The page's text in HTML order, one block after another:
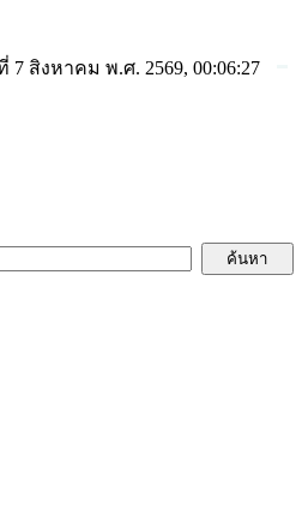
7 สิงหาคม พ.ศ. 2569, 00:06:27